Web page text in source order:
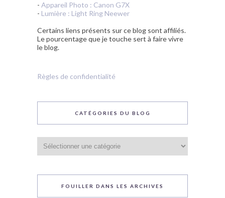
- Appareil Photo : Canon G7X
- Lumière : Light Ring Neewer
Certains liens présents sur ce blog sont affiliés.
Le pourcentage que je touche sert à faire vivre
le blog.
Règles de confidentialité
CATÉGORIES DU BLOG
du
blog
FOUILLER DANS LES ARCHIVES